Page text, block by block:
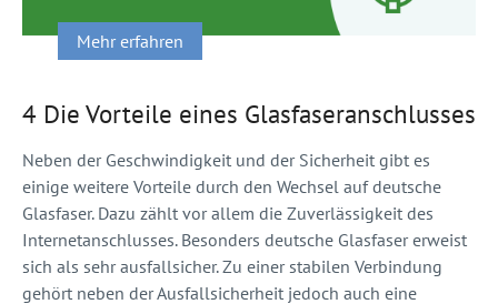
Mehr erfahren
4 Die Vorteile eines Glasfaseranschlusses
Neben der Geschwindigkeit und der Sicherheit gibt es
einige weitere Vorteile durch den Wechsel auf deutsche
Glasfaser. Dazu zählt vor allem die Zuverlässigkeit des
Internetanschlusses. Besonders deutsche Glasfaser erweist
sich als sehr ausfallsicher. Zu einer stabilen Verbindung
gehört neben der Ausfallsicherheit jedoch auch eine